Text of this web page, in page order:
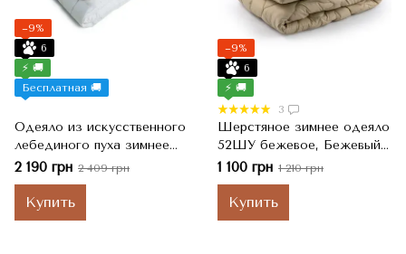
−9%
6
⚡ 🚚
Бесплатная 🚚
Одеяло из искусственного
лебединого пуха зимнее
139ЛПУ 172х205 см
2 190 грн 2 409 грн
Купить
−9%
6
⚡ 🚚
3
Шерстяное зимнее одеяло
52ШУ бежевое, Бежевый,
Полуторный, 155x210 см
1 100 грн 1 210 грн
Купить